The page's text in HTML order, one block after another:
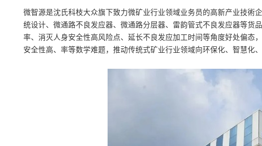
微智源是沈氏科枝大众旗下致力微矿业行业领域业务员的高新产业技術
统设计、微通路不良发应器、微通路分层器、雷韵管式不良发应器等货
率、消灭人身安全性高风险点、延长不良发应加工时间等角度好处偏态
安全性高、率等数学难题，推动传统式矿业行业领域向环保化、智慧化